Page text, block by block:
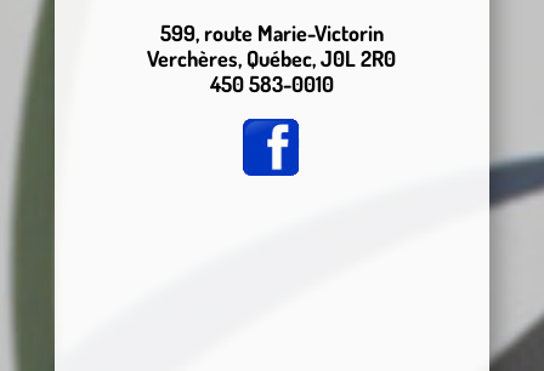
599, route Marie-Victorin
Verchères, Québec, J0L 2R0
450 583-0010